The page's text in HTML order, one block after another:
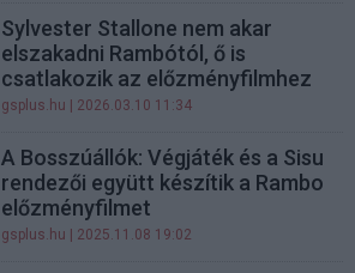
Sylvester Stallone nem akar
elszakadni Rambótól, ő is
csatlakozik az előzményfilmhez
gsplus.hu | 2026.03.10 11:34
A Bosszúállók: Végjáték és a Sisu
rendezői együtt készítik a Rambo
előzményfilmet
gsplus.hu | 2025.11.08 19:02